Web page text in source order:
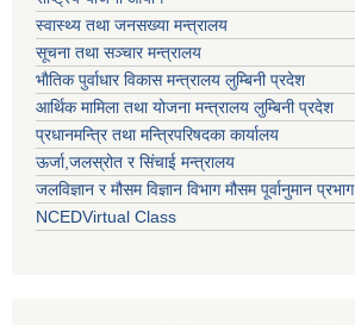
स्वास्थ्य तथा जनसख्या मन्त्रालय
सूचना तथा सञ्चार मन्त्रालय
भाैतिक पुर्वाधार विकास मन्त्रालय लुम्बिनी प्रदेश
आर्थिक मामिला तथा योजना मन्त्रालय लुम्बिनी प्रदेश
प्रधानमन्त्रि तथा मन्त्रिपरिषदका कार्यालय
ऊर्जा,जलस्रोत र सिंचाई मन्त्रालय
जलविज्ञान र मौसम विज्ञान विभाग मौसम पूर्वानुमान प्रभाग
NCEDVirtual Class